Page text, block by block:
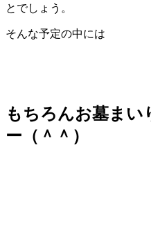
とでしょう。
そんな予定の中には
もちろんお墓ま
ー（＾＾）